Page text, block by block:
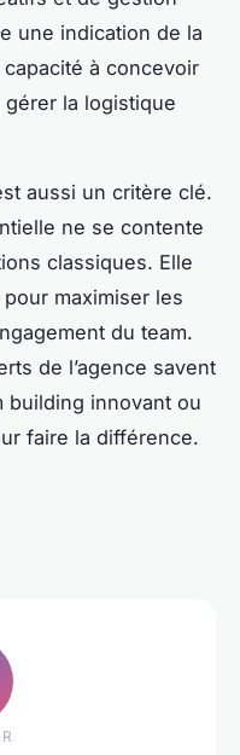
une indication de la
à concevoir
la logistique
aussi un critère clé.
ne se contente
classiques. Elle
maximiser les
du team.
de l’agence savent
building innovant ou
faire la différence.